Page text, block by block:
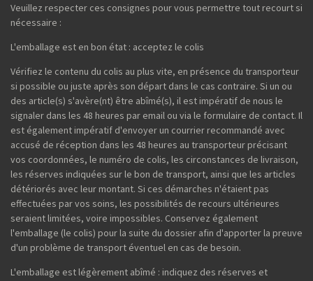
Veuillez respecter ces consignes pour vous permettre tout recourt si
nécessaire :
L'emballage est en bon état : acceptez le colis
Vérifiez le contenu du colis au plus vite, en présence du transporteur
si possible ou juste après son départ dans le cas contraire. Si un ou
des article(s) s'avère(nt) être abîmé(s), il est impératif de nous le
signaler dans les 48 heures par email ou via le formulaire de contact. Il
est également impératif d'envoyer un courrier recommandé avec
accusé de réception dans les 48 heures au transporteur précisant
vos coordonnées, le numéro de colis, les circonstances de livraison,
les réserves indiquées sur le bon de transport, ainsi que les articles
détériorés avec leur montant. Si ces démarches n'étaient pas
effectuées par vos soins, les possibilités de recours ultérieures
seraient limitées, voire impossibles. Conservez également
l'emballage (le colis) pour la suite du dossier afin d'apporter la preuve
d'un problème de transport éventuel en cas de besoin.
L'emballage est légèrement abîmé : indiquez des réserves et